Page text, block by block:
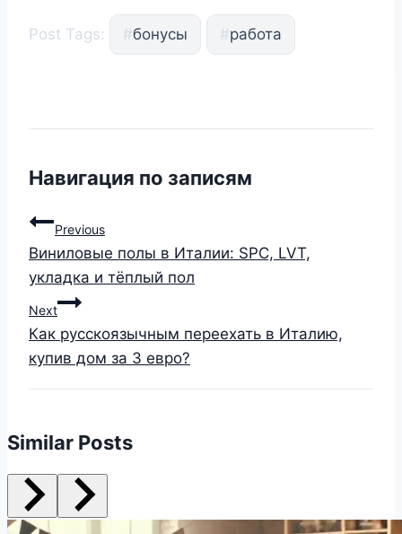
Post Tags: #бонусы #работа
Навигация по записям
Previous
Виниловые полы в Италии: SPC, LVT,
укладка и тёплый пол
Next
Как русскоязычным переехать в Италию,
купив дом за 3 евро?
Similar Posts